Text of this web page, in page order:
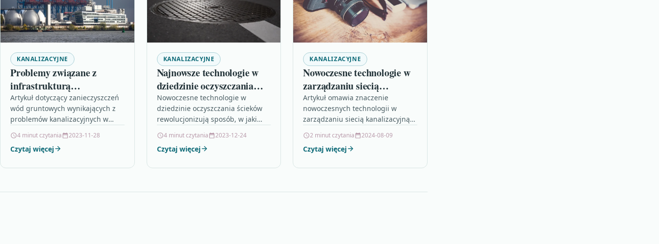
KANALIZACYJNE
Problemy związane z
infrastrukturą
kanalizacyjną w Polsce
Artykuł dotyczący zanieczyszczeń
wód gruntowych wynikających z
problemów kanalizacyjnych w
analizę skutków niewłaściwego
zarządzania infrastrukturą
4 minut czytania 2023-11-28
Czytaj więcej
KANALIZACYJNE
Najnowsze technologie w
dziedzinie oczyszczania
ścieków
Nowoczesne technologie w
dziedzinie oczyszczania ścieków
rewolucjonizują sposób, w jaki
artykule przedstawione zostały
najnowsze trendy w oczyszczaniu
4 minut czytania 2023-12-24
Czytaj więcej
KANALIZACYJNE
Nowoczesne technologie w
zarządzaniu siecią
kanalizacyjną
Artykuł omawia znaczenie
nowoczesnych technologii w
zarządzaniu siecią kanalizacyjną,
monitorowaniu, wykrywaniu
awarii oraz optymalizacji
2 minut czytania 2024-08-09
Czytaj więcej